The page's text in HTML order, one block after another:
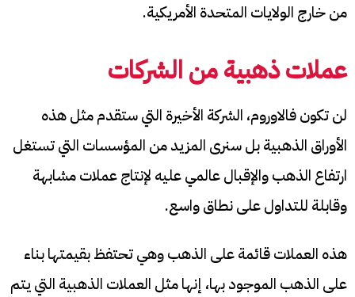
من خارج الولايات المتحدة الأمريكية.
عملات ذهبية من الشركات
لن تكون فالاوروم، الشركة الأخيرة التي ستقدم مثل هذه
الأوراق الذهبية بل سنرى المزيد من المؤسسات التي تستغل
ارتفاع الذهب والإقبال عالمي عليه لإنتاج عملات مشابهة
وقابلة للتداول على نطاق واسع.
هذه العملات قائمة على الذهب وهي تحتفظ بقيمتها بناء
على الذهب الموجود بها، إنها مثل العملات الذهبية التي يتم